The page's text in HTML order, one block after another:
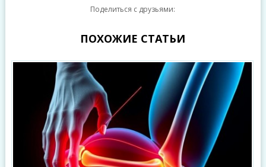
Поделиться с друзьями:
ПОХОЖИЕ СТАТЬИ